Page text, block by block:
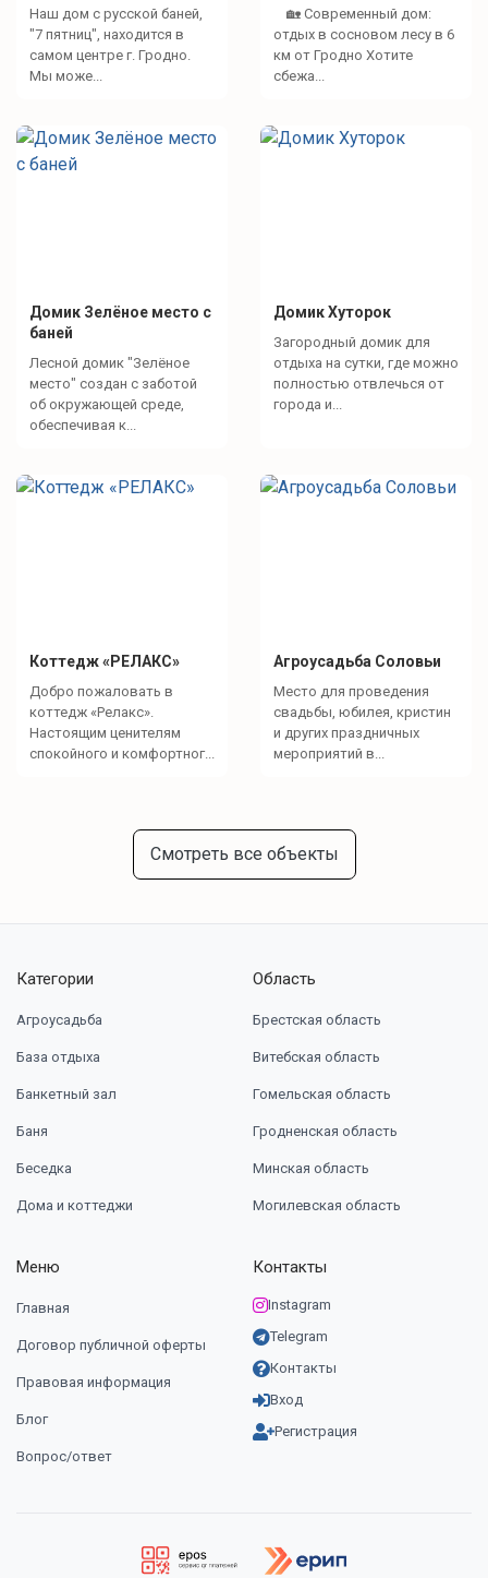
Наш дом с русской баней,
"7 пятниц", находится в
самом центре г. Гродно.
Мы може...
🏡 Современный дом:
отдых в сосновом лесу в 6
км от Гродно Хотите
сбежа...
Домик Зелёное место с
баней
Лесной домик "Зелёное
место" создан с заботой
об окружающей среде,
обеспечивая к...
Домик Хуторок
Загородный домик для
отдыха на сутки, где можно
полностью отвлечься от
города и...
Коттедж «РЕЛАКС»
Добро пожаловать в
коттедж «Релакс».
Настоящим ценителям
спокойного и комфортног...
Агроусадьба Соловьи
Место для проведения
свадьбы, юбилея, кристин
и других праздничных
мероприятий в...
Смотреть все объекты
Категории
Агроусадьба
База отдыха
Банкетный зал
Баня
Беседка
Дома и коттеджи
Область
Брестская область
Витебская область
Гомельская область
Гродненская область
Минская область
Могилевская область
Меню
Главная
Договор публичной оферты
Правовая информация
Блог
Вопрос/ответ
Контакты
Instagram
Telegram
Контакты
Вход
Регистрация